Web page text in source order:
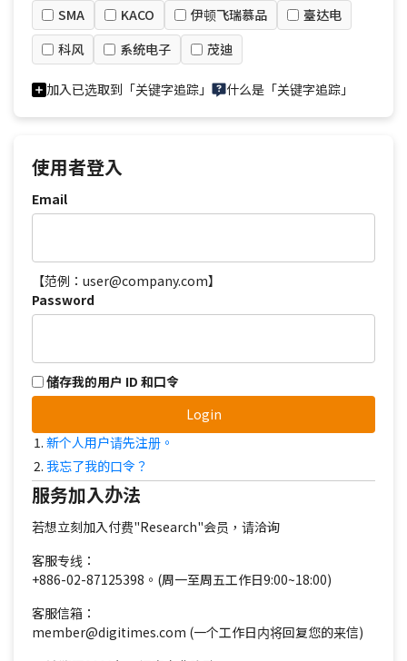
SMA KACO 伊顿飞瑞慕品
臺达电
科风
系统电子 茂迪
加入已选取到「关键字追踪」 什么是「关键字追踪」
使用者登入
Email
【范例：user@company.com】
Password
储存我的用户 ID 和口令
Login
新个人用户请先注册。
我忘了我的口令？
服务加入办法
若想立刻加入付费"Research"会员，请洽询
客服专线：
+886-02-87125398。(周一至周五工作日9:00~18:00)
客服信箱：
member@digitimes.com (一个工作日内将回复您的来信)